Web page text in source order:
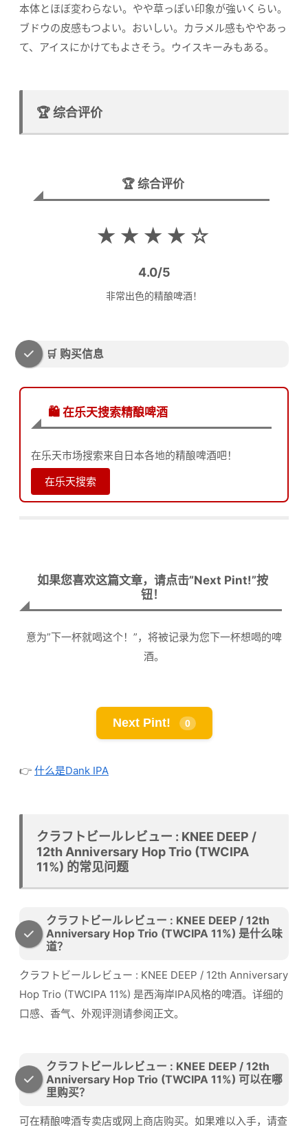
本体とほぼ変わらない。やや草っぽい印象が強いくらい。
ブドウの皮感もつよい。おいしい。カラメル感もややあっ
て、アイスにかけてもよさそう。ウイスキーみもある。
🏆 综合评价
🏆 综合评价
★★★★☆
4.0/5
非常出色的精酿啤酒！
🛒 购买信息
🛍️ 在乐天搜索精酿啤酒
在乐天市场搜索来自日本各地的精酿啤酒吧！
在乐天搜索
如果您喜欢这篇文章，请点击”Next Pint!”按
钮！
意为”下一杯就喝这个！”，将被记录为您下一杯想喝的啤
酒。
Next Pint! 0
👉 什么是Dank IPA
クラフトビールレビュー : KNEE DEEP /
12th Anniversary Hop Trio (TWCIPA
11%) 的常见问题
クラフトビールレビュー : KNEE DEEP / 12th
Anniversary Hop Trio (TWCIPA 11%) 是什么味
道？
クラフトビールレビュー : KNEE DEEP / 12th Anniversary
Hop Trio (TWCIPA 11%) 是西海岸IPA风格的啤酒。详细的
口感、香气、外观评测请参阅正文。
クラフトビールレビュー : KNEE DEEP / 12th
Anniversary Hop Trio (TWCIPA 11%) 可以在哪
里购买？
可在精酿啤酒专卖店或网上商店购买。如果难以入手，请查